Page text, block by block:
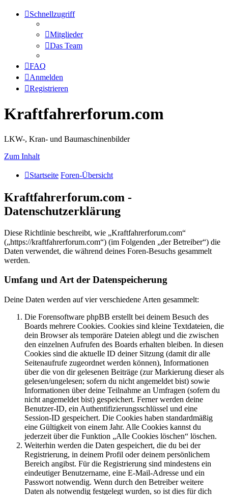
Schnellzugriff
Mitglieder
Das Team
FAQ
Anmelden
Registrieren
Kraftfahrerforum.com
LKW-, Kran- und Baumaschinenbilder
Zum Inhalt
Startseite Foren-Übersicht
Kraftfahrerforum.com -
Datenschutzerklärung
Diese Richtlinie beschreibt, wie „Kraftfahrerforum.com“
(„https://kraftfahrerforum.com“) (im Folgenden „der Betreiber“) die
Daten verwendet, die während deines Foren-Besuchs gesammelt
werden.
Umfang und Art der Datenspeicherung
Deine Daten werden auf vier verschiedene Arten gesammelt:
Die Forensoftware phpBB erstellt bei deinem Besuch des
Boards mehrere Cookies. Cookies sind kleine Textdateien, die
dein Browser als temporäre Dateien ablegt und die zwischen
den einzelnen Aufrufen des Boards erhalten bleiben. In diesen
Cookies sind die aktuelle ID deiner Sitzung (damit dir alle
Seitenaufrufe zugeordnet werden können), Informationen
über die von dir gelesenen Beiträge (zur Markierung dieser als
gelesen/ungelesen; sofern du nicht angemeldet bist) sowie
Informationen über deine Teilnahme an Umfragen (sofern du
nicht angemeldet bist) gespeichert. Ferner werden deine
Benutzer-ID, ein Authentifizierungsschlüssel und eine
Session-ID gespeichert. Die Cookies haben standardmäßig
eine Gültigkeit von einem Jahr. Alle Cookies kannst du
jederzeit über die Funktion „Alle Cookies löschen“ löschen.
Weiterhin werden die Daten gespeichert, die du bei der
Registrierung, in deinem Profil oder deinem persönlichem
Bereich angibst. Für die Registrierung sind mindestens ein
eindeutiger Benutzername, eine E-Mail-Adresse und ein
Passwort notwendig. Wenn durch den Betreiber weitere
Daten als notwendig festgelegt wurden, so ist dies für dich